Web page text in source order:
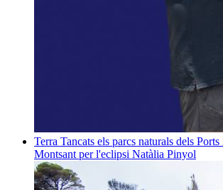
Terra Tancats els parcs naturals dels
Montsant per l'eclipsi Natàlia Pinyol